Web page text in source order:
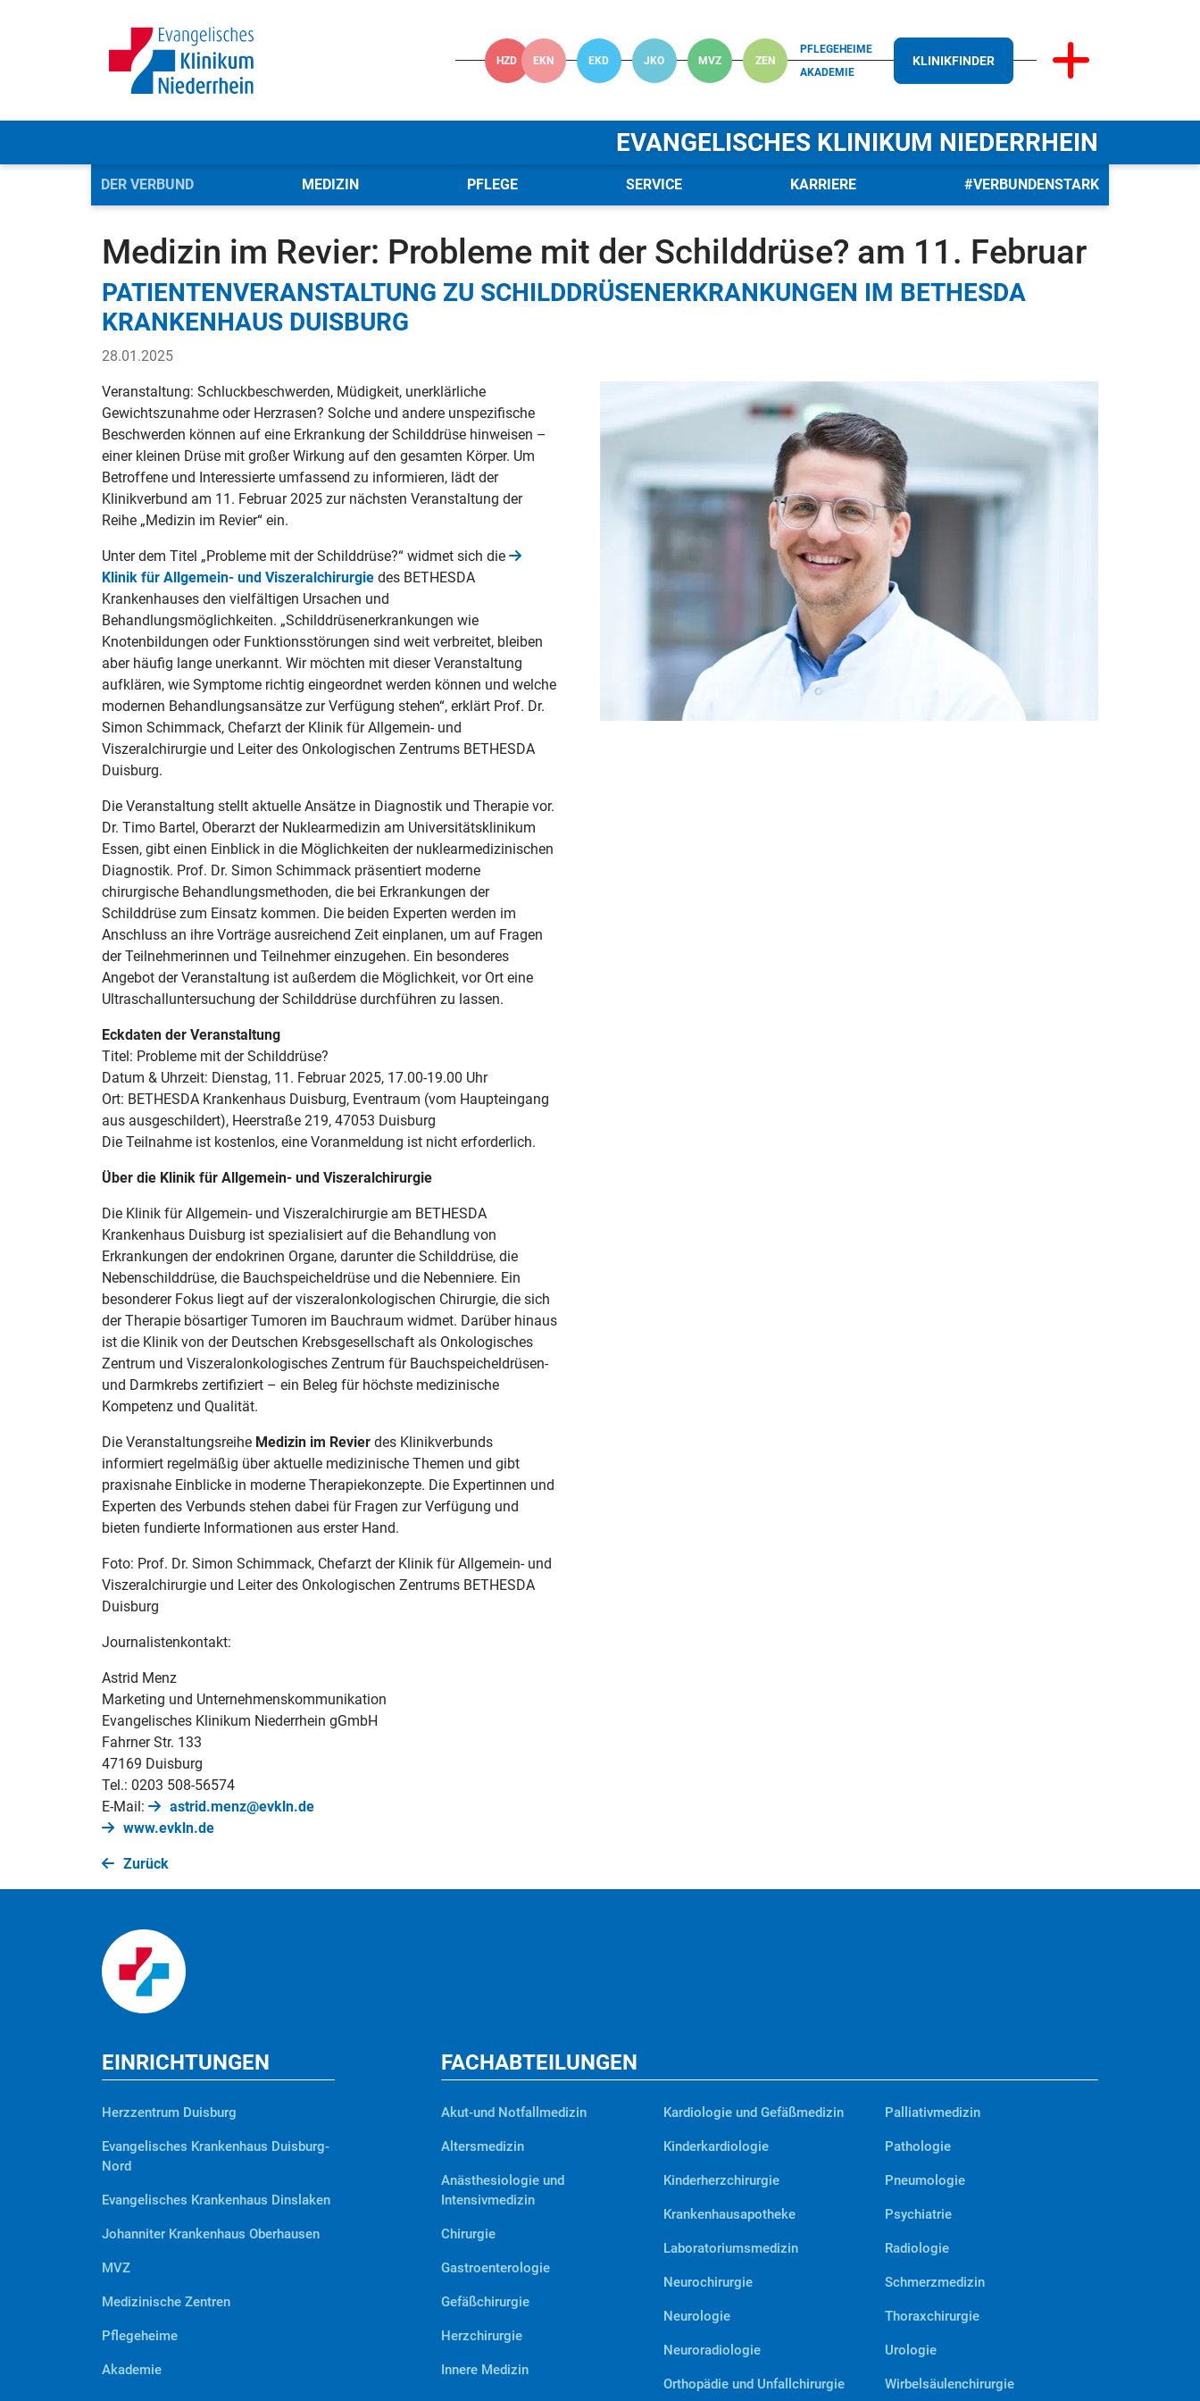
HZD EKN EKD JKO MVZ ZEN
PFLEGEHEIME
AKADEMIE
KLINIKFINDER
EVANGELISCHES KLINIKUM NIEDERRHEIN
DER VERBUND MEDIZIN PFLEGE SERVICE KARRIERE #VERBUNDENSTARK
Evangelisches Klinikum Niederrhein (Verbund) News
Medizin im Revier: Probleme mit der Schilddrüse? am 11. Februar
PATIENTENVERANSTALTUNG ZU SCHILDDRÜSENERKRANKUNGEN IM BETHESDA
KRANKENHAUS DUISBURG
28.01.2025
Veranstaltung: Schluckbeschwerden, Müdigkeit, unerklärliche
Gewichtszunahme oder Herzrasen? Solche und andere unspezifische
Beschwerden können auf eine Erkrankung der Schilddrüse hinweisen –
einer kleinen Drüse mit großer Wirkung auf den gesamten Körper. Um
Betroffene und Interessierte umfassend zu informieren, lädt der
Klinikverbund am 11. Februar 2025 zur nächsten Veranstaltung der
Reihe „Medizin im Revier“ ein.
Unter dem Titel „Probleme mit der Schilddrüse?“ widmet sich die
Klinik für Allgemein- und Viszeralchirurgie des BETHESDA
Krankenhauses den vielfältigen Ursachen und
Behandlungsmöglichkeiten. „Schilddrüsenerkrankungen wie
Knotenbildungen oder Funktionsstörungen sind weit verbreitet, bleiben
aber häufig lange unerkannt. Wir möchten mit dieser Veranstaltung
aufklären, wie Symptome richtig eingeordnet werden können und welche
modernen Behandlungsansätze zur Verfügung stehen“, erklärt Prof. Dr.
Simon Schimmack, Chefarzt der Klinik für Allgemein- und
Viszeralchirurgie und Leiter des Onkologischen Zentrums BETHESDA
Duisburg.
Die Veranstaltung stellt aktuelle Ansätze in Diagnostik und Therapie vor.
Dr. Timo Bartel, Oberarzt der Nuklearmedizin am Universitätsklinikum
Essen, gibt einen Einblick in die Möglichkeiten der nuklearmedizinischen
Diagnostik. Prof. Dr. Simon Schimmack präsentiert moderne
chirurgische Behandlungsmethoden, die bei Erkrankungen der
Schilddrüse zum Einsatz kommen. Die beiden Experten werden im
Anschluss an ihre Vorträge ausreichend Zeit einplanen, um auf Fragen
der Teilnehmerinnen und Teilnehmer einzugehen. Ein besonderes
Angebot der Veranstaltung ist außerdem die Möglichkeit, vor Ort eine
Ultraschalluntersuchung der Schilddrüse durchführen zu lassen.
Eckdaten der Veranstaltung
Titel: Probleme mit der Schilddrüse?
Datum & Uhrzeit: Dienstag, 11. Februar 2025, 17.00-19.00 Uhr
Ort: BETHESDA Krankenhaus Duisburg, Eventraum (vom Haupteingang
aus ausgeschildert), Heerstraße 219, 47053 Duisburg
Die Teilnahme ist kostenlos, eine Voranmeldung ist nicht erforderlich.
Über die Klinik für Allgemein- und Viszeralchirurgie
Die Klinik für Allgemein- und Viszeralchirurgie am BETHESDA
Krankenhaus Duisburg ist spezialisiert auf die Behandlung von
Erkrankungen der endokrinen Organe, darunter die Schilddrüse, die
Nebenschilddrüse, die Bauchspeicheldrüse und die Nebenniere. Ein
besonderer Fokus liegt auf der viszeralonkologischen Chirurgie, die sich
der Therapie bösartiger Tumoren im Bauchraum widmet. Darüber hinaus
ist die Klinik von der Deutschen Krebsgesellschaft als Onkologisches
Zentrum und Viszeralonkologisches Zentrum für Bauchspeicheldrüsen-
und Darmkrebs zertifiziert – ein Beleg für höchste medizinische
Kompetenz und Qualität.
Die Veranstaltungsreihe Medizin im Revier des Klinikverbunds
informiert regelmäßig über aktuelle medizinische Themen und gibt
praxisnahe Einblicke in moderne Therapiekonzepte. Die Expertinnen und
Experten des Verbunds stehen dabei für Fragen zur Verfügung und
bieten fundierte Informationen aus erster Hand.
Foto: Prof. Dr. Simon Schimmack, Chefarzt der Klinik für Allgemein- und
Viszeralchirurgie und Leiter des Onkologischen Zentrums BETHESDA
Duisburg
Journalistenkontakt:
Astrid Menz
Marketing und Unternehmenskommunikation
Evangelisches Klinikum Niederrhein gGmbH
Fahrner Str. 133
47169 Duisburg
Tel.: 0203 508-56574
E-Mail:
astrid.menz@evkln.de
www.evkln.de
Zurück
EINRICHTUNGEN
Herzzentrum Duisburg
Evangelisches Krankenhaus Duisburg-
Nord
Evangelisches Krankenhaus Dinslaken
Johanniter Krankenhaus Oberhausen
MVZ
Medizinische Zentren
Pflegeheime
Akademie
FACHABTEILUNGEN
Akut-und Notfallmedizin
Altersmedizin
Anästhesiologie und
Intensivmedizin
Chirurgie
Gastroenterologie
Gefäßchirurgie
Herzchirurgie
Innere Medizin
Kardiologie und Gefäßmedizin
Kinderkardiologie
Kinderherzchirurgie
Krankenhausapotheke
Laboratoriumsmedizin
Neurochirurgie
Neurologie
Neuroradiologie
Orthopädie und Unfallchirurgie
Palliativmedizin
Pathologie
Pneumologie
Psychiatrie
Radiologie
Schmerzmedizin
Thoraxchirurgie
Urologie
Wirbelsäulenchirurgie